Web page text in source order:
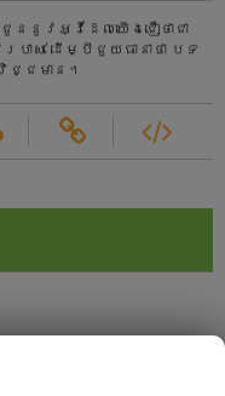
នូវអ្វីដែលយើងជឿថាជា
ាស់ ដើម្បីជួយធានាថា បទ
វិជ្ជមាន។